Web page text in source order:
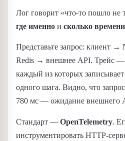
Лог говорит «что-то пошло не
где именно и сколько
Представьте запрос: клиент
Redis → внешнее API. Трейс —
каждый из которых
одного шага. Видно, что
780 мс — ожидание внешнего
Стандарт — OpenTelemetry.
инструментировать HTTP-